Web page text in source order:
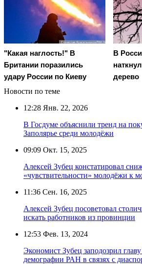
"Какая наглость!" В
Британии поразились
удару России по Киеву
В
дерево
Новости по теме
12:28 Янв. 22, 2026
В Госдуме объяснили тренд на
Заполярье среди молодёжи
09:09 Окт. 15, 2025
Алексей Зубец констатировал
«чувствительности» молодёжи к
11:36 Сен. 16, 2025
Алексей Зубец посоветовал
искать работников из провинции
12:53 Фев. 13, 2024
Экономист Зубец заподозрил
демографии РАН в связях с